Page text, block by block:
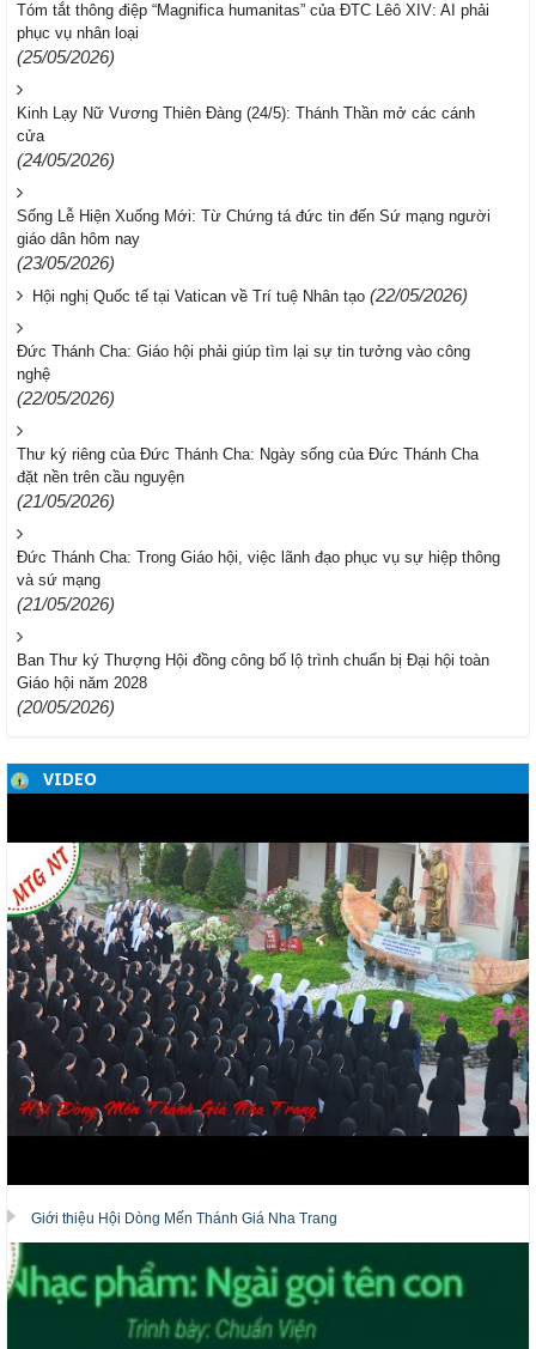
Tóm tắt thông điệp “Magnifica humanitas” của ĐTC Lêô XIV: AI phải
phục vụ nhân loại
(25/05/2026)
Kinh Lạy Nữ Vương Thiên Đàng (24/5): Thánh Thần mở các cánh
cửa
(24/05/2026)
Sống Lễ Hiện Xuống Mới: Từ Chứng tá đức tin đến Sứ mạng người
giáo dân hôm nay
(23/05/2026)
Hội nghị Quốc tế tại Vatican về Trí tuệ Nhân tạo (22/05/2026)
Đức Thánh Cha: Giáo hội phải giúp tìm lại sự tin tưởng vào công
nghệ
(22/05/2026)
Thư ký riêng của Đức Thánh Cha: Ngày sống của Đức Thánh Cha
đặt nền trên cầu nguyện
(21/05/2026)
Đức Thánh Cha: Trong Giáo hội, việc lãnh đạo phục vụ sự hiệp thông
và sứ mạng
(21/05/2026)
Ban Thư ký Thượng Hội đồng công bố lộ trình chuẩn bị Đại hội toàn
Giáo hội năm 2028
(20/05/2026)
VIDEO
Giới thiệu Hội Dòng Mến Thánh Giá Nha Trang